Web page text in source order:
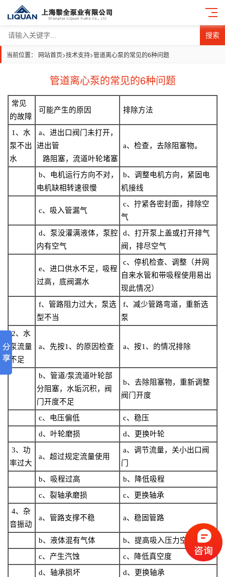
搜索
当前位置： 网站首页>技术支持>管道离心泵的常见的6种问题
管道离心泵的常见的6种问题
常见
的故障
可能产生的原因 排除方法
1 、水
泵不出
水
a、进出口阀门未打开，
进出管
路阻塞，流道叶轮堵塞
a、检查，去除阻塞物。
b、电机运行方向不对，
电机缺相转速很慢
b、调整电机方向，紧固电
机接线
c、吸入管漏气
c、拧紧各密封面，排除空
气
d、泵没灌满液体，泵腔
内有空气
d、打开泵上盖或打开排气
阀，排尽空气
e、进口供水不足，吸程
过高，底阀漏水
c、停机检查、调整（并网
自来水管和带吸程使用易出
现此情况）
f、管路阻力过大，泵选
型不当
f、减少管路弯道，重新选
泵
2、水
泵流量
不足
a、先按1 、的原因检查 a、按1 、的情况排除
b、管道/泵流道叶轮部
分阻塞，水垢沉积，阀
门开度不足
b、去除阻塞物，重新调整
阀门开度
c、电压偏低 c、稳压
d、叶轮磨损 d、更换叶轮
3、功
率过大
a、超过规定流量使用
a、调节流量，关小出口阀
门
b、吸程过高 b、降低吸程
c、裂轴承磨损 c、更换轴承
4、杂
音振动
a、管路支撑不稳 a、稳固管路
b、液体混有气体 b、提高吸入压力空气
c、产生汽蚀 c、降低真空度
d、轴承损坏 d、更换轴承